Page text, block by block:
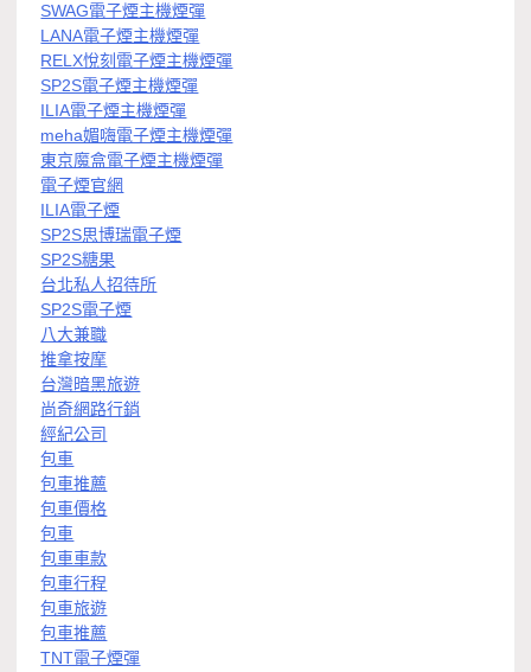
SWAG電子煙主機煙彈
LANA電子煙主機煙彈
RELX悅刻電子煙主機煙彈
SP2S電子煙主機煙彈
ILIA電子煙主機煙彈
meha媚嗨電子煙主機煙彈
東京魔盒電子煙主機煙彈
電子煙官網
ILIA電子煙
SP2S思博瑞電子煙
SP2S糖果
台北私人招待所
SP2S電子煙
八大兼職
推拿按摩
台灣暗黑旅遊
尚奇網路行銷
經紀公司
包車
包車推薦
包車價格
包車
包車車款
包車行程
包車旅遊
包車推薦
TNT電子煙彈